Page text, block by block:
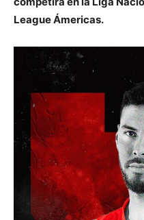
League Ámericas.